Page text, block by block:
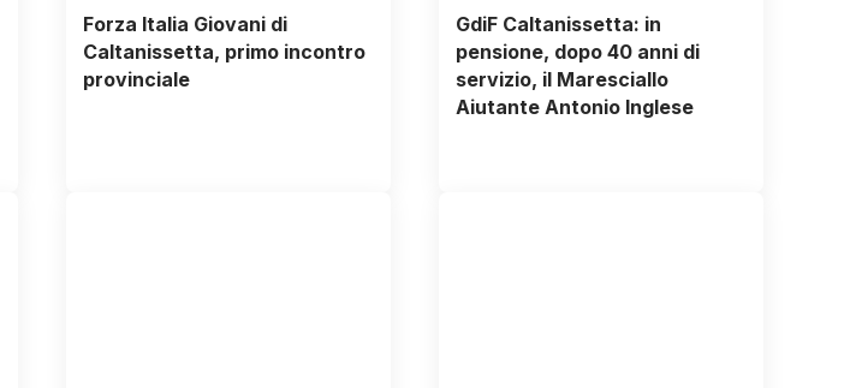
Forza Italia Giovani di
Caltanissetta, primo incontro
provinciale
GdiF Caltanissetta: in
pensione, dopo 40 anni di
servizio, il Maresciallo
Aiutante Antonio Inglese